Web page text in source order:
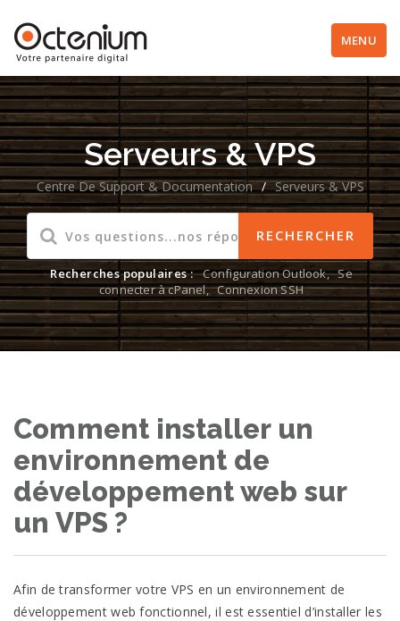
MENU
Serveurs & VPS
Centre De Support & Documentation / Serveurs & VPS
Recherches populaires : Configuration Outlook, Se
connecter à cPanel, Connexion SSH
Comment installer un
environnement de
développement web sur
un VPS ?
Afin de transformer votre VPS en un environnement de
développement web fonctionnel, il est essentiel d’installer les